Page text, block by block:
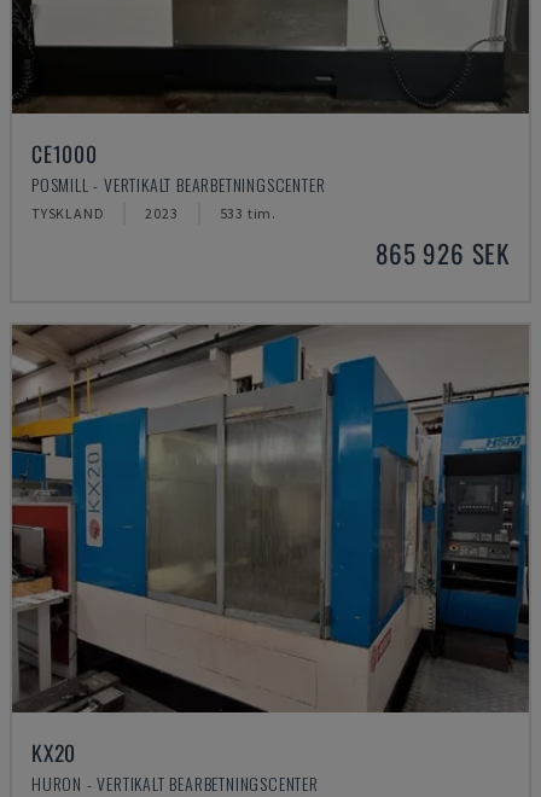
CE1000
POSMILL - VERTIKALT BEARBETNINGSCENTER
TYSKLAND 2023 533 tim.
865 926 SEK
KX20
HURON - VERTIKALT BEARBETNINGSCENTER